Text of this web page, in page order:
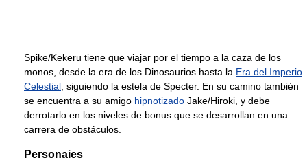
Spike/Kekeru tiene que viajar por el tiempo a la caza de los
monos, desde la era de los Dinosaurios hasta la Era del Imperio
Celestial , siguiendo la estela de Specter. En su camino también
se encuentra a su amigo hipnotizado Jake/Hiroki, y debe
derrotarlo en los niveles de bonus que se desarrollan en una
carrera de obstáculos.
Personajes